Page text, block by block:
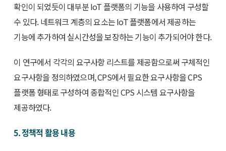
확인이 되었듯이 대부분 IoT 플랫폼의 기능을 사용하여 구성할
수 있다. 네트워크 계층의 요소는 IoT 플랫폼에서 제공하는
기능에 추가하여 실시간성을 보장하는 기능이 추가되어야 한다.
이 연구에서 각각의 요구사항 리스트를 제공함으로써 구체적인
요구사항을 정의하였으며, CPS에서 필요한 요구사항을 CPS
플랫폼 형태로 구성하여 종합적인 CPS 시스템 요구사항을
제공하였다.
5. 정책적 활용 내용